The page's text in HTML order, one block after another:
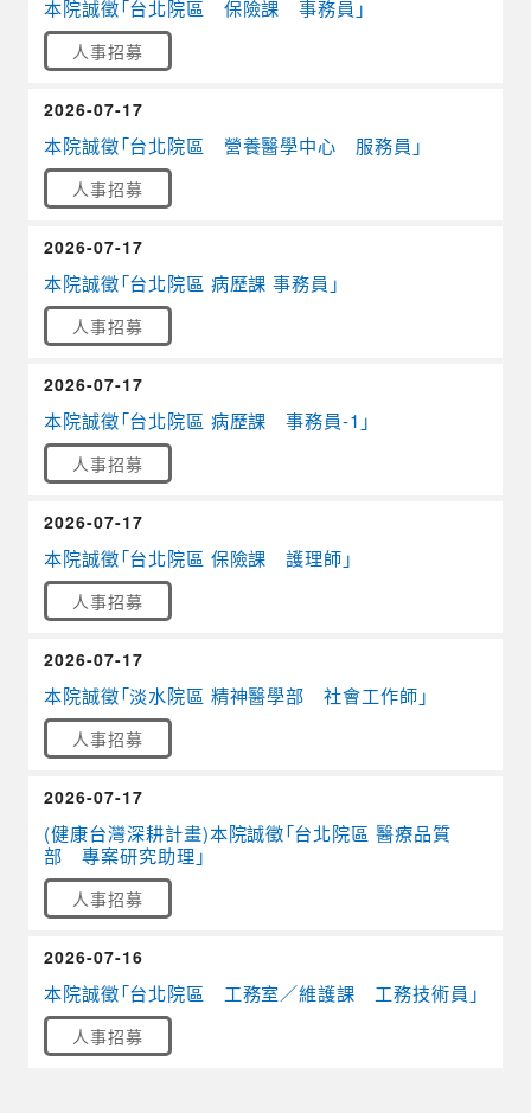
本院誠徵「台北院區 保險課 事務員」
人事招募
本院誠徵「台北院區 營養醫學中心 服務員」
人事招募
2026-07-17
本院誠徵「台北院區 病歷課 事務員」
人事招募
2026-07-17
本院誠徵「台北院區 病歷課 事務員-1」
人事招募
2026-07-17
本院誠徵「台北院區 保險課 護理師」
人事招募
2026-07-17
本院誠徵「淡水院區 精神醫學部 社會工作師」
人事招募
2026-07-17
(健康台灣深耕計畫)本院誠徵「台北院區 醫療品質
部 專案研究助理」
人事招募
2026-07-17
本院誠徵「台北院區 工務室／維護課 工務技術員」
人事招募
2026-07-16